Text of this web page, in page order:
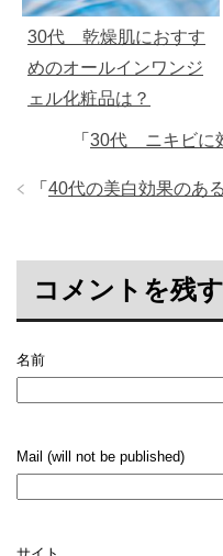
30代 乾燥肌におすす
めのオールインワンジ
ェル化粧品は？
「 30代 ニキビに
「 40代の美白効果のあ
コメントを残す
名前
Mail (will not be published)